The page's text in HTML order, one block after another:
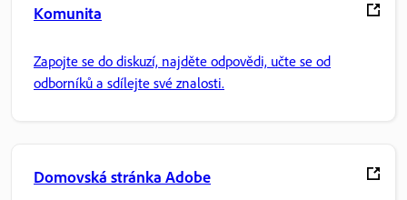
Komunita
Zapojte se do diskuzí, najděte odpovědi, učte se od
odborníků a sdílejte své znalosti.
Domovská stránka Adobe